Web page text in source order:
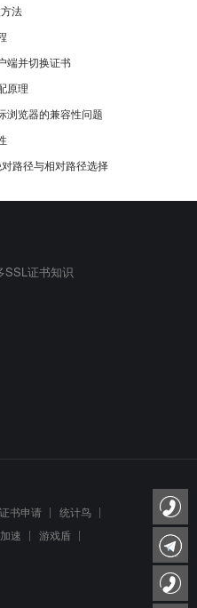
法
端并切换证书
原理
浏览器的兼容性问题
路径与相对路径选择
SSL证书知识
书申请
统计鸟
速
游戏盾